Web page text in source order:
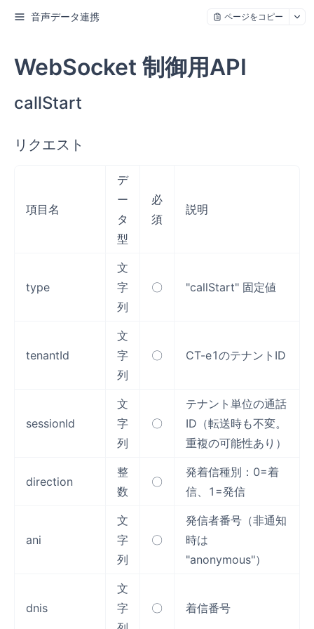
音声データ連携 ページをコピー
WebSocket 制御用API
callStart
リクエスト
項目名
デ
ー
タ
型
必
須
説明
type
文
字
列
〇 "callStart" 固定値
tenantId
文
字
列
〇 CT-e1のテナントID
sessionId
文
字
列
〇
テナント単位の通話
ID（転送時も不変。
重複の可能性あり）
direction
整
数
〇
発着信種別：0=着
信、1=発信
ani
文
字
列
〇
発信者番号（非通知
時は
"anonymous"）
dnis
文
字
〇 着信番号